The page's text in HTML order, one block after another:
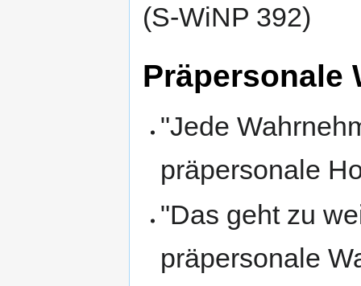
(S-WiNP 392)
Präpersonale
"Jede
präpersonale
"Das geht zu
präpersonale